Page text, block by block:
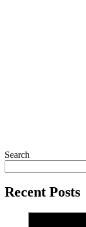
Search
Recent Posts